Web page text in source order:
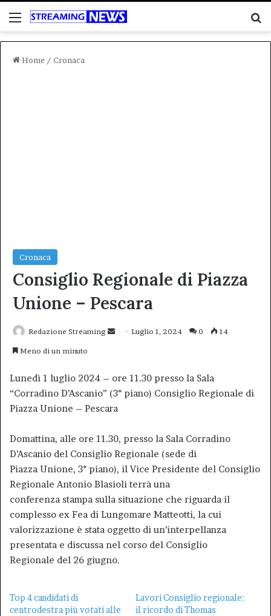
Menu
Home / Cronaca
Cronaca
Consiglio Regionale di Piazza
Unione – Pescara
Redazione Streaming
InviaLuglio 1, 2024 0 14
Meno di un minuto
Lunedì 1 luglio 2024 – ore 11.30 presso la Sala
“Corradino D’Ascanio” (3° piano) Consiglio Regionale di
Piazza Unione – Pescara
Domattina, alle ore 11.30, presso la Sala Corradino
D’Ascanio del Consiglio Regionale (sede di
Piazza Unione, 3° piano), il Vice Presidente del Consiglio
Regionale Antonio Blasioli terrà una
conferenza stampa sulla situazione che riguarda il
complesso ex Fea di Lungomare Matteotti, la cui
valorizzazione è stata oggetto di un’interpellanza
presentata e discussa nel corso del Consiglio
Regionale del 26 giugno.
Top 4 candidati di
centrodestra più votati alle
Lavori Consiglio regionale:
il ricordo di Thomas